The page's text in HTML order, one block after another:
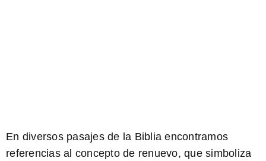
En diversos pasajes de la Biblia encontramos
referencias al concepto de renuevo, que simboliza